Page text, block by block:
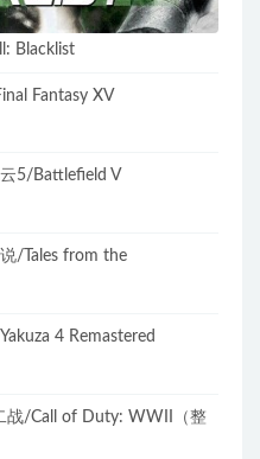
Blacklist
Fantasy XV
5/Battlefield V
/Tales from the
4 Remastered
战/Call of Duty: WWII（整